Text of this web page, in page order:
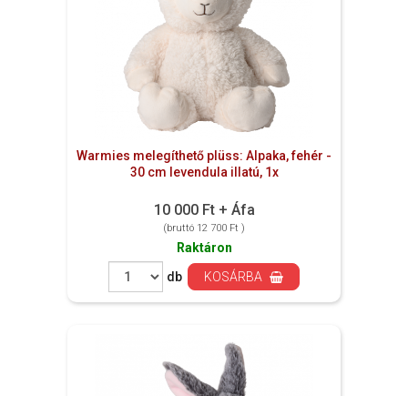
Warmies melegíthető plüss: Alpaka, fehér -
30 cm levendula illatú, 1x
10 000 Ft + Áfa
(bruttó 12 700 Ft )
Raktáron
db
KOSÁRBA